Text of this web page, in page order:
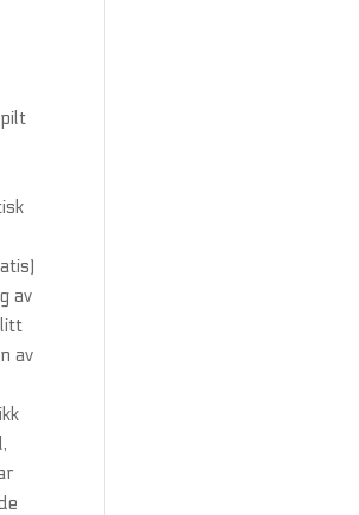
av
av